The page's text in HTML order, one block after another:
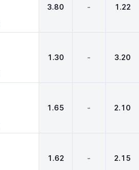
3.80 - 1.22
1.30 - 3.20
1.65 - 2.10
1.62 - 2.15